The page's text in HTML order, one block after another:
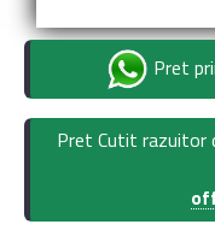
Pret
Pret Cutit razuitor